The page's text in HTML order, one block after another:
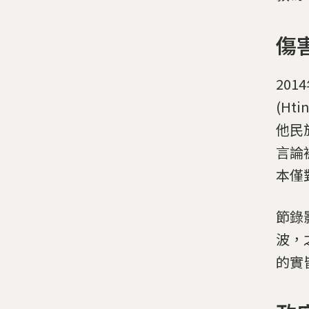
傷
他民
言論
本僅
節錄
波，
的實